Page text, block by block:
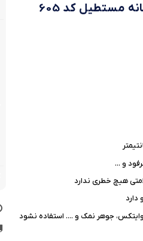
مستطیل کد 605
و ...
هیچ خطری ندارد
دارد
جوهر نمک و .... استفاده نشود